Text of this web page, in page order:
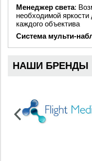
Менеджер света:
необходимой яркости
каждого объектива
Система мульти-
НАШИ БРЕНДЫ